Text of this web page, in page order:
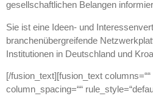
gesellschaftlichen Belangen
Sie ist eine Ideen- und
branchenübergreifende
Institutionen in Deutschland und
[/fusion_text][fusion_text
column_spacing=““